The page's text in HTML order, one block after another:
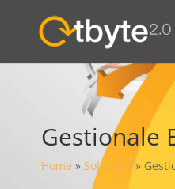
Gestionale
Home » Soluzioni»